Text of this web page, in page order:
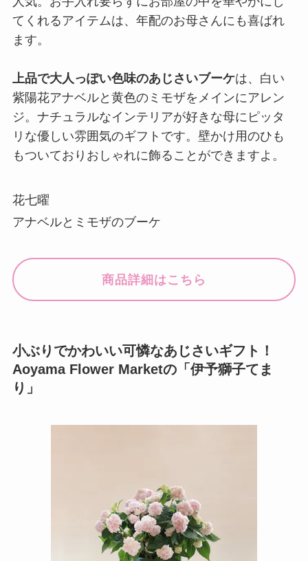
てくれるアイテムは、年配のお母さんにも喜ばれ
ます。
上品で大人っぽい色味のあじさいブーケは、白い
紫陽花アナベルと黄色のミモザをメインにアレン
ジ。ナチュラルなインテリアが好きな母にピッタ
リな優しい雰囲気のギフトです。壁かけ用のひも
もついておりおしゃれに飾ることができますよ。
花七曜
アナベルとミモザのブーケ
商品詳細はこちら
小ぶりでかわいい可憐なあじさいギフト！
Aoyama Flower Marketの「伊予獅子てま
り」